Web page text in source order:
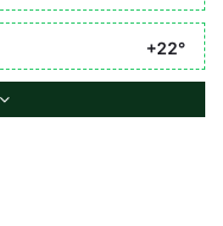
+22°